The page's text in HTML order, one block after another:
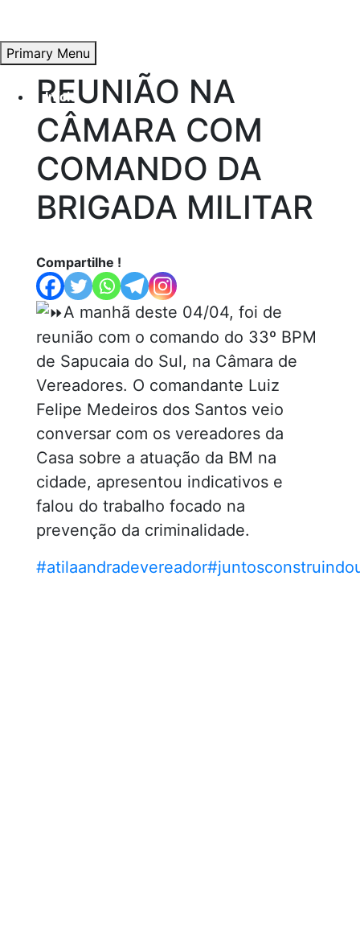
content
Primary Menu
Início
Átila Andrade
Propostas e Lutas
Artigos
Saiba Mais
REUNIÃO NA
CÂMARA COM
COMANDO DA
BRIGADA MILITAR
Compartilhe !
A manhã deste 04/04, foi de
reunião com o comando do 33º BPM
de Sapucaia do Sul, na Câmara de
Vereadores. O comandante Luiz
Felipe Medeiros dos Santos veio
conversar com os vereadores da
Casa sobre a atuação da BM na
cidade, apresentou indicativos e
falou do trabalho focado na
prevenção da criminalidade.
#atilaandradevereador